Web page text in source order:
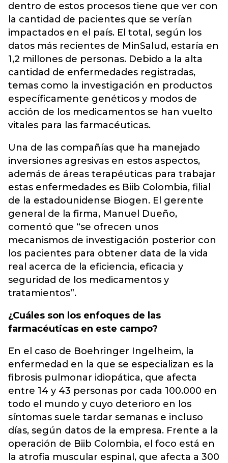
dentro de estos procesos tiene que ver con
la cantidad de pacientes que se verían
impactados en el país. El total, según los
datos más recientes de MinSalud, estaría en
1,2 millones de personas. Debido a la alta
cantidad de enfermedades registradas,
temas como la investigación en productos
específicamente genéticos y modos de
acción de los medicamentos se han vuelto
vitales para las farmacéuticas.
Una de las compañías que ha manejado
inversiones agresivas en estos aspectos,
además de áreas terapéuticas para trabajar
estas enfermedades es Biib Colombia, filial
de la estadounidense Biogen. El gerente
general de la firma, Manuel Dueño,
comentó que “se ofrecen unos
mecanismos de investigación posterior con
los pacientes para obtener data de la vida
real acerca de la eficiencia, eficacia y
seguridad de los medicamentos y
tratamientos”.
¿Cuáles son los enfoques de las
farmacéuticas en este campo?
En el caso de Boehringer Ingelheim, la
enfermedad en la que se especializan es la
fibrosis pulmonar idiopática, que afecta
entre 14 y 43 personas por cada 100.000 en
todo el mundo y cuyo deterioro en los
síntomas suele tardar semanas e incluso
días, según datos de la empresa. Frente a la
operación de Biib Colombia, el foco está en
la atrofia muscular espinal, que afecta a 300